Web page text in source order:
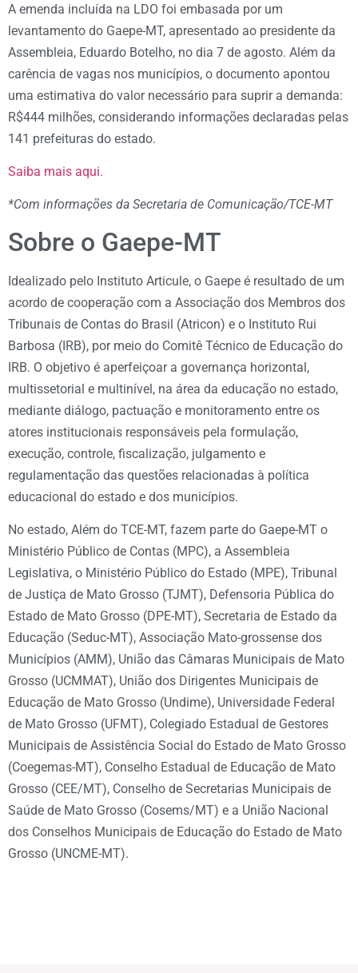
A emenda incluída na LDO foi embasada por um
levantamento do Gaepe-MT, apresentado ao presidente da
Assembleia, Eduardo Botelho, no dia 7 de agosto. Além da
carência de vagas nos municípios, o documento apontou
uma estimativa do valor necessário para suprir a demanda:
R$444 milhões, considerando informações declaradas pelas
141 prefeituras do estado.
Saiba mais aqui.
*Com informações da Secretaria de Comunicação/TCE-MT
Sobre o Gaepe-MT
Idealizado pelo Instituto Articule, o Gaepe é resultado de um
acordo de cooperação com a Associação dos Membros dos
Tribunais de Contas do Brasil (Atricon) e o Instituto Rui
Barbosa (IRB), por meio do Comitê Técnico de Educação do
IRB. O objetivo é aperfeiçoar a governança horizontal,
multissetorial e multinível, na área da educação no estado,
mediante diálogo, pactuação e monitoramento entre os
atores institucionais responsáveis pela formulação,
execução, controle, fiscalização, julgamento e
regulamentação das questões relacionadas à política
educacional do estado e dos municípios.
No estado, Além do TCE-MT, fazem parte do Gaepe-MT o
Ministério Público de Contas (MPC), a Assembleia
Legislativa, o Ministério Público do Estado (MPE), Tribunal
de Justiça de Mato Grosso (TJMT), Defensoria Pública do
Estado de Mato Grosso (DPE-MT), Secretaria de Estado da
Educação (Seduc-MT), Associação Mato-grossense dos
Municípios (AMM), União das Câmaras Municipais de Mato
Grosso (UCMMAT), União dos Dirigentes Municipais de
Educação de Mato Grosso (Undime), Universidade Federal
de Mato Grosso (UFMT), Colegiado Estadual de Gestores
Municipais de Assistência Social do Estado de Mato Grosso
(Coegemas-MT), Conselho Estadual de Educação de Mato
Grosso (CEE/MT), Conselho de Secretarias Municipais de
Saúde de Mato Grosso (Cosems/MT) e a União Nacional
dos Conselhos Municipais de Educação do Estado de Mato
Grosso (UNCME-MT).